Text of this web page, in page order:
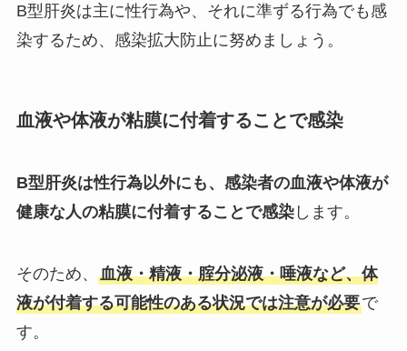
B型肝炎は主に性行為や、それに準ずる行為でも感
染するため、感染拡大防止に努めましょう。
血液や体液が粘膜に付着することで感染
B型肝炎は性行為以外にも、感染者の血液や体液が
健康な人の粘膜に付着することで感染します。
そのため、 血液・精液・腟分泌液・唾液など、体
液が付着する可能性のある状況では注意が必要で
す。